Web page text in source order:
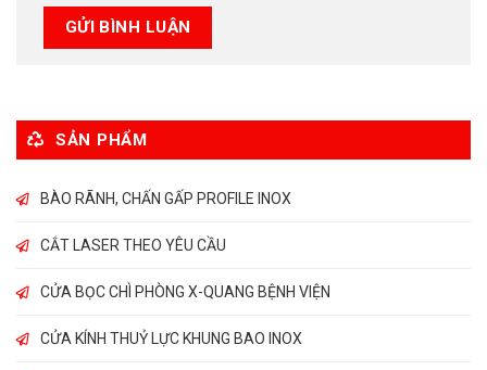
SẢN PHẨM
BÀO RÃNH, CHẤN GẤP PROFILE INOX
CẮT LASER THEO YÊU CẦU
CỬA BỌC CHÌ PHÒNG X-QUANG BỆNH VIỆN
CỬA KÍNH THUỶ LỰC KHUNG BAO INOX